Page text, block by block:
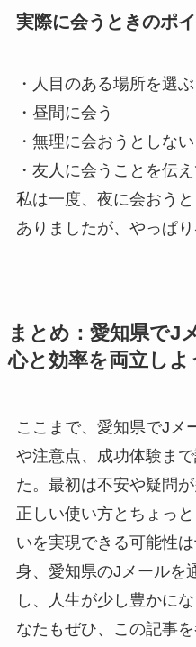
実際に会うときのポ
・人目のある場所を選ぶ
・昼間に会う
・無理に会おうとしない
・友人に会うことを伝え
私は一度、夜に会おう
ありましたが、やっぱ
まとめ：愛知県でJ
心と効率を両立しよ
ここまで、愛知県でJメ
や注意点、成功体験ま
た。最初は不安や疑問
正しい使い方とちょっ
いを実現できる可能性
身、愛知県のJメールを
し、人生が少し豊かに
なたもぜひ、この記事